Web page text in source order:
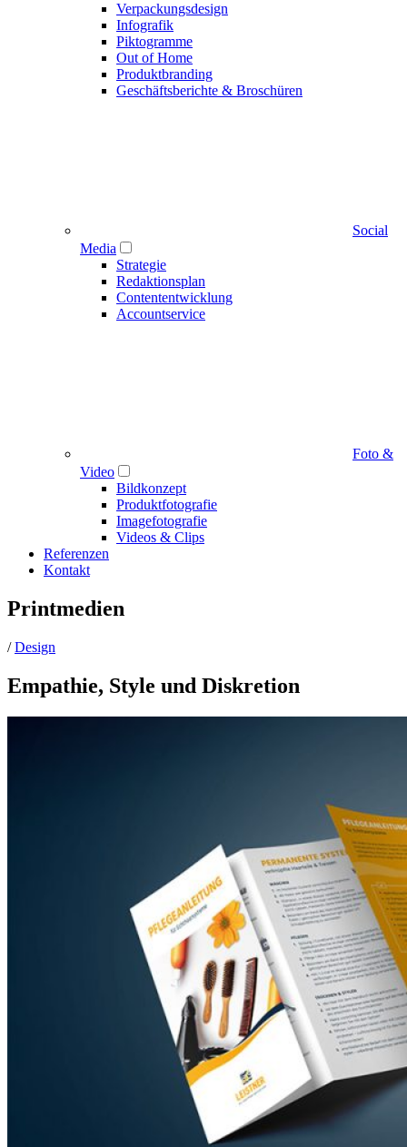
Verpackungsdesign
Infografik
Piktogramme
Out of Home
Produktbranding
Geschäftsberichte & Broschüren
Social
Media
Strategie
Redaktionsplan
Contententwicklung
Accountservice
Foto &
Video
Bildkonzept
Produktfotografie
Imagefotografie
Videos & Clips
Referenzen
Kontakt
Printmedien
/Design
Empathie, Style und Diskretion